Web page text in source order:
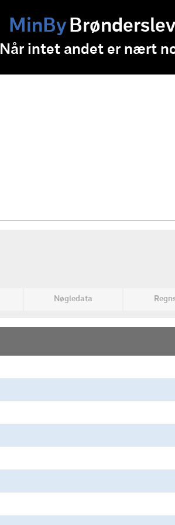
MinByBrønderslev
Når intet andet er nært
Nøgledata